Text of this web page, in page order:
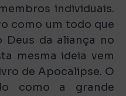
individuais.
como um todo que
Deus da aliança no
mesma ideia vem
de Apocalipse. O
como a grande